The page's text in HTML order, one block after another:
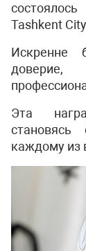
Tashkent
Искренне
Эта
каждому из